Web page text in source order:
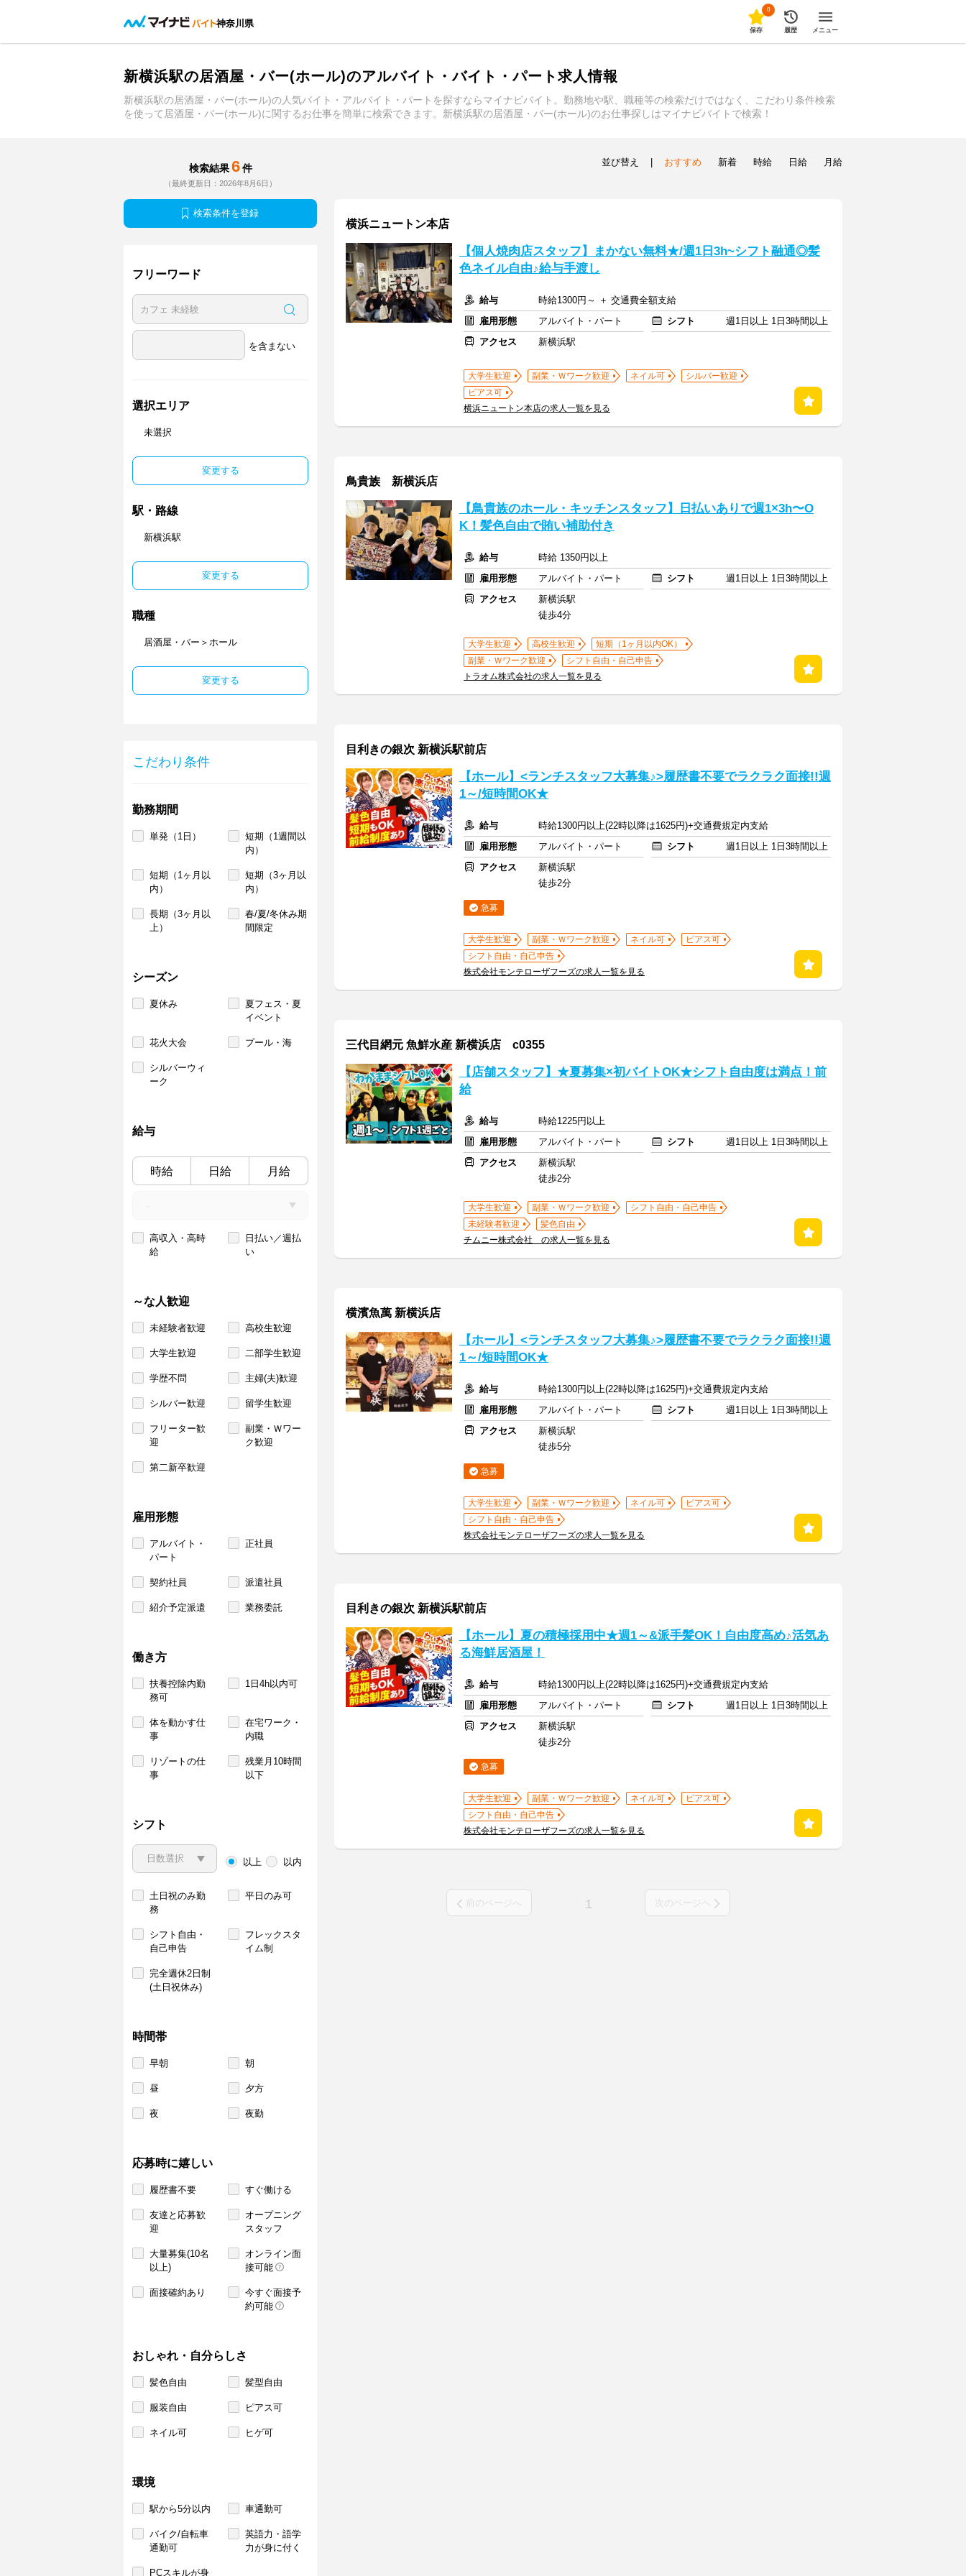
神奈川県
0
保存 履歴 メニュー
新横浜駅の居酒屋・バー(ホール)のアルバイト・バイト・パート求人情報
新横浜駅の居酒屋・バー(ホール)の人気バイト・アルバイト・パートを探すならマイナビバイト。勤務地や駅、職種等の検索だけではなく、こだわり条件検索
を使って居酒屋・バー(ホール)に関するお仕事を簡単に検索できます。新横浜駅の居酒屋・バー(ホール)のお仕事探しはマイナビバイトで検索！
検索結果 6 件
（最終更新日：2026年8月6日）
検索条件を登録
フリーワード
を含まない
選択エリア
未選択
変更する
駅・路線
新横浜駅
変更する
職種
居酒屋・バー＞ホール
変更する
こだわり条件
勤務期間
単発（1日）
短期（1週間以
内）
短期（1ヶ月以
内）
短期（3ヶ月以
内）
長期（3ヶ月以
上）
春/夏/冬休み期
間限定
シーズン
夏休み
夏フェス・夏
イベント
花火大会 プール・海
シルバーウィ
ーク
給与
時給 日給 月給
高収入・高時
給
日払い／週払
い
～な人歓迎
未経験者歓迎 高校生歓迎
大学生歓迎 二部学生歓迎
学歴不問 主婦(夫)歓迎
シルバー歓迎 留学生歓迎
フリーター歓
迎
副業・Ｗワー
ク歓迎
第二新卒歓迎
雇用形態
アルバイト・
パート
正社員
契約社員 派遣社員
紹介予定派遣 業務委託
働き方
扶養控除内勤
務可
1日4h以内可
体を動かす仕
事
在宅ワーク・
内職
リゾートの仕
事
残業月10時間
以下
シフト
以上 以内
土日祝のみ勤
務
平日のみ可
シフト自由・
自己申告
フレックスタ
イム制
完全週休2日制
(土日祝休み)
時間帯
早朝 朝
昼 夕方
夜 夜勤
応募時に嬉しい
履歴書不要 すぐ働ける
友達と応募歓
迎
オープニング
スタッフ
大量募集(10名
以上)
オンライン面
接可能
面接確約あり
今すぐ面接予
約可能
おしゃれ・自分らしさ
髪色自由 髪型自由
服装自由 ピアス可
ネイル可 ヒゲ可
環境
駅から5分以内 車通勤可
バイク/自転車
通勤可
英語力・語学
力が身に付く
PCスキルが身
並び替え おすすめ 新着 時給 日給 月給
横浜ニュートン本店
【個人焼肉店スタッフ】まかない無料★/週1日3h~シフト融通◎髪
色ネイル自由♪給与手渡し
給与
時給1300円～ ＋ 交通費全額支給
雇用形態
アルバイト・パート シフト
週1日以上 1日3時間以上
アクセス
新横浜駅
大学生歓迎 副業・Ｗワーク歓迎 ネイル可
シルバー歓迎
ピアス可
横浜ニュートン本店の求人一覧を見る
鳥貴族 新横浜店
【鳥貴族のホール・キッチンスタッフ】日払いありで週1×3h〜O
K！髪色自由で賄い補助付き
給与
時給 1350円以上
雇用形態
アルバイト・パート シフト
週1日以上 1日3時間以上
アクセス
新横浜駅
徒歩4分
大学生歓迎 高校生歓迎
短期（1ヶ月以内OK）
副業・Ｗワーク歓迎
シフト自由・自己申告
トラオム株式会社の求人一覧を見る
目利きの銀次 新横浜駅前店
【ホール】<ランチスタッフ大募集♪>履歴書不要でラクラク面接!!週
1～/短時間OK★
給与
時給1300円以上(22時以降は1625円)+交通費規定内支給
雇用形態
アルバイト・パート シフト
週1日以上 1日3時間以上
アクセス
新横浜駅
徒歩2分
急募
大学生歓迎 副業・Ｗワーク歓迎 ネイル可
ピアス可
シフト自由・自己申告
株式会社モンテローザフーズの求人一覧を見る
三代目網元 魚鮮水産 新横浜店 c0355
【店舗スタッフ】★夏募集×初バイトOK★シフト自由度は満点！前
給
給与
時給1225円以上
雇用形態
アルバイト・パート シフト
週1日以上 1日3時間以上
アクセス
新横浜駅
徒歩2分
大学生歓迎 副業・Ｗワーク歓迎
シフト自由・自己申告
未経験者歓迎
髪色自由
チムニー株式会社 の求人一覧を見る
横濱魚萬 新横浜店
【ホール】<ランチスタッフ大募集♪>履歴書不要でラクラク面接!!週
1～/短時間OK★
給与
時給1300円以上(22時以降は1625円)+交通費規定内支給
雇用形態
アルバイト・パート シフト
週1日以上 1日3時間以上
アクセス
新横浜駅
徒歩5分
急募
大学生歓迎 副業・Ｗワーク歓迎 ネイル可
ピアス可
シフト自由・自己申告
株式会社モンテローザフーズの求人一覧を見る
目利きの銀次 新横浜駅前店
【ホール】夏の積極採用中★週1～&派手髪OK！自由度高め♪活気あ
る海鮮居酒屋！
給与
時給1300円以上(22時以降は1625円)+交通費規定内支給
雇用形態
アルバイト・パート シフト
週1日以上 1日3時間以上
アクセス
新横浜駅
徒歩2分
急募
大学生歓迎 副業・Ｗワーク歓迎 ネイル可
ピアス可
シフト自由・自己申告
株式会社モンテローザフーズの求人一覧を見る
前のページへ 1 次のページへ